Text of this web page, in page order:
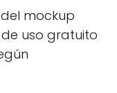
mockup
uso gratuito